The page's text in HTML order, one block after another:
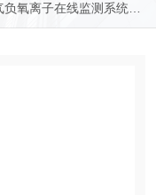
负氧离子在线监测系统